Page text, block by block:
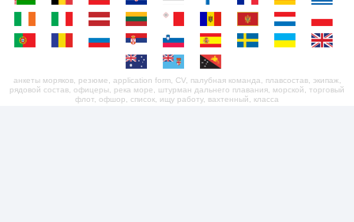
анкеты моряков, резюме, application form, CV, палубная команда, плавсостав, экипаж,
рядовой состав, офицеры, река море, штурман дальнего плавания, морской, торговый
флот, офшор, список, ищу работу, вахтенный, класса